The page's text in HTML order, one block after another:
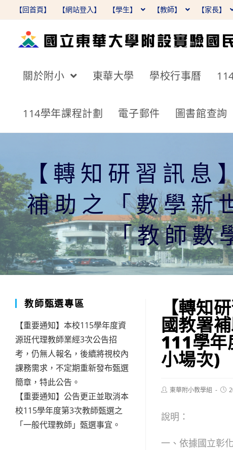
【回首頁】 【網站登入】 【學生】 【教師】 【家長】
關於附小 東華大學 學校行事曆
114學年課程計劃 電子郵件 圖書館查詢
【轉知研習訊息
補助之「數學新
「教師數
【轉知
國教署
111學年
小場次)
Post東華附小教學組
Post
說明：
一、依據國立彰
教師甄選專區
【重要通知】本校115學年度資
源班代理教師業經3次公告招
考，仍無人報名，後續將視校內
課務需求，不定期重新發布甄選
簡章，特此公告。
【重要通知】公告更正並取消本
校115學年度第3次教師甄選之
「一般代理教師」甄選事宜。